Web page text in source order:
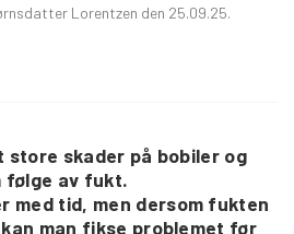
Lorentzen den 25.09.25.
store skader på bobiler og
følge av fukt.
med tid, men dersom fukten
man fikse problemet før